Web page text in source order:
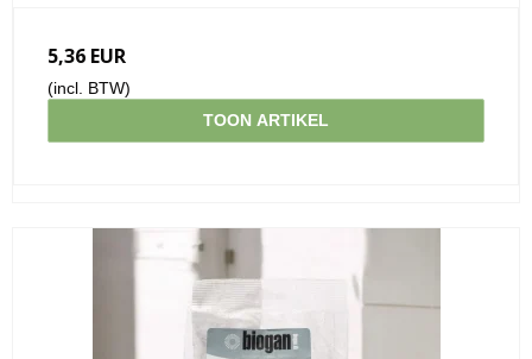
5,36 EUR
(incl. BTW)
TOON ARTIKEL